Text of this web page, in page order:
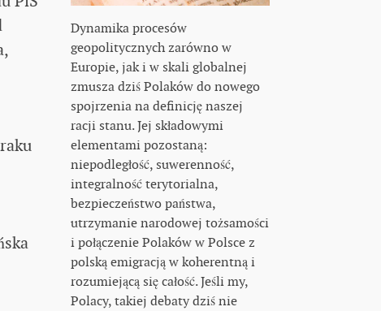
Dynamika procesów
geopolitycznych zarówno w
Europie, jak i w skali globalnej
zmusza dziś Polaków do nowego
spojrzenia na definicję naszej
racji stanu. Jej składowymi
elementami pozostaną:
niepodległość, suwerenność,
integralność terytorialna,
bezpieczeństwo państwa,
utrzymanie narodowej tożsamości
i połączenie Polaków w Polsce z
polską emigracją w koherentną i
rozumiejącą się całość. Jeśli my,
Polacy, takiej debaty dziś nie